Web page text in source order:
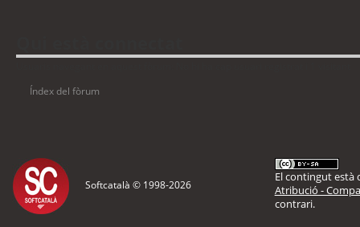
Índex del fòrum
Softcatalà © 1998-2026
El contingut està
Atribució -
contrari.